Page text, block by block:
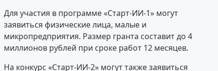
Для участия в программе «Старт-ИИ-1» могут
заявиться физические лица, малые и
микропредприятия. Размер гранта составит до 4
миллионов рублей при сроке работ 12 месяцев.
На конкурс «Старт-ИИ-2» могут также заявиться